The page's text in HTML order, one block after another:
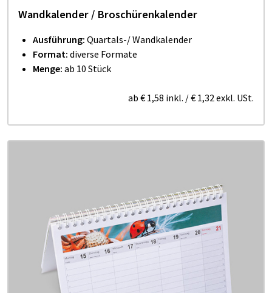
Wandkalender / Broschürenkalender
Ausführung: Quartals-/ Wandkalender
Format: diverse Formate
Menge: ab 10 Stück
ab € 1,58 inkl. /€ 1,32exkl. USt.